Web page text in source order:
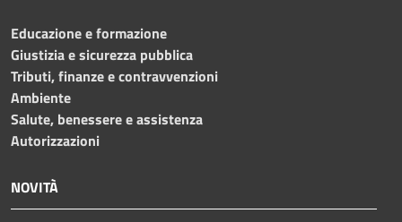
Educazione e formazione
Giustizia e sicurezza pubblica
Tributi, finanze e contravvenzioni
Ambiente
Salute, benessere e assistenza
Autorizzazioni
NOVITÀ